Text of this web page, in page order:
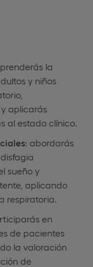
la
y niños
aplicarás
al estado clínico.
: abordarás
sueño y
aplicando
respiratoria.
en
de pacientes
la valoración
de